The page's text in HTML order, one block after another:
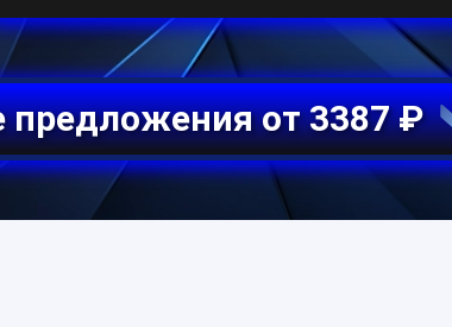
Все предложения от 3387 ₽